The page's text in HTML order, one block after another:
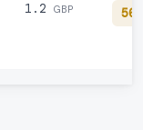
1.2 GBP 56